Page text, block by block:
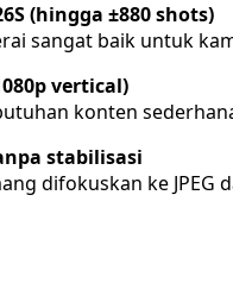
(hingga ±880 shots)
sangat baik untuk
vertical)
konten
stabilisasi
difokuskan ke